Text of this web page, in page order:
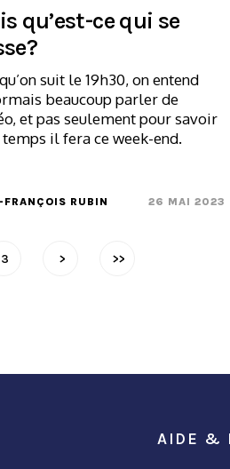
qu’est-ce qui se
suit le 19h30, on entend
beaucoup parler de
et pas seulement pour savoir
il fera ce week-end.
FRANÇOIS RUBIN 26 MAI 2023
3 > >>
AIDE &